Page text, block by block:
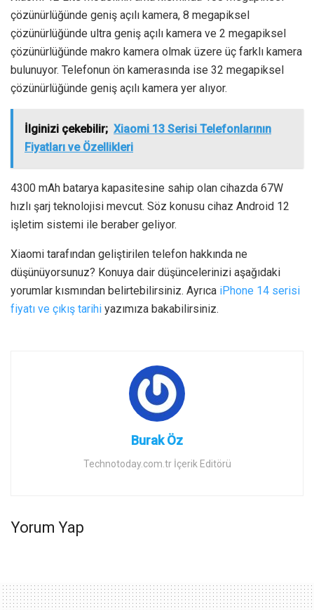
çözünürlüğünde geniş açılı kamera, 8 megapiksel
çözünürlüğünde ultra geniş açılı kamera ve 2 megapiksel
çözünürlüğünde makro kamera olmak üzere üç farklı kamera
bulunuyor. Telefonun ön kamerasında ise 32 megapiksel
çözünürlüğünde geniş açılı kamera yer alıyor.
İlginizi çekebilir; Xiaomi 13 Serisi Telefonlarının
Fiyatları ve Özellikleri
4300 mAh batarya kapasitesine sahip olan cihazda 67W
hızlı şarj teknolojisi mevcut. Söz konusu cihaz Android 12
işletim sistemi ile beraber geliyor.
Xiaomi tarafından geliştirilen telefon hakkında ne
düşünüyorsunuz? Konuya dair düşüncelerinizi aşağıdaki
yorumlar kısmından belirtebilirsiniz. Ayrıca iPhone 14 serisi
fiyatı ve çıkış tarihi yazımıza bakabilirsiniz.
Burak Öz
Technotoday.com.tr İçerik Editörü
Yorum Yap